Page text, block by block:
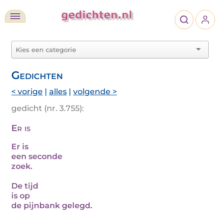
Gedichten
< vorige | alles | volgende >
gedicht (nr. 3.755):
Er is
Er is
een seconde
zoek.
De tijd
is op
de pijnbank gelegd.